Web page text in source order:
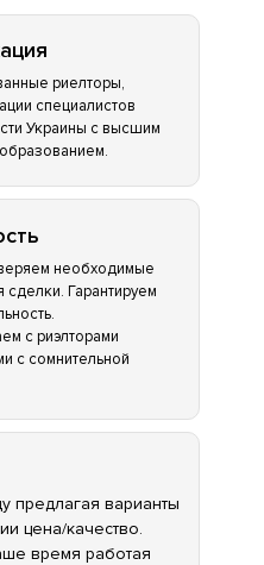
риелторы,
специалистов
Украины с высшим
необходимые
сделки. Гарантируем
с риэлторами
с сомнительной
предлагая варианты
цена/качество.
время работая